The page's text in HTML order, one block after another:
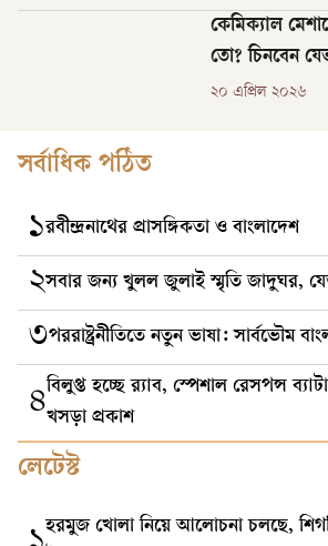
কেমিক্যাল
তো? চিনবেন
২০ এপ্রিল ২০২৬
সর্বাধিক পঠিত
১রবীন্দ্রনাথের প্রাসঙ্গিকতা ও বাংলাদেশ
২সবার জন্য খুলল জুলাই স্মৃতি জাদুঘর,
৩পররাষ্ট্রনীতিতে নতুন ভাষা: সার্বভৌম
৪বিলুপ্ত হচ্ছে র‍্যাব, স্পেশাল রেসপন্স
খসড়া প্রকাশ
লেটেস্ট
হরমুজ খোলা নিয়ে আলোচনা চলছে,